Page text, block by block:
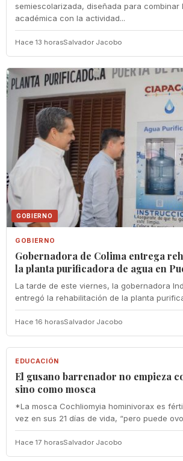
semiescolarizada, diseñada para combinar
académica con la actividad...
Hace 13 horasSalvador Jacobo
GOBIERNO
GOBIERNO
Gobernadora de Colima entrega
la planta purificadora de agua en
La tarde de este viernes, la gobernadora
entregó la rehabilitación de la planta
Hace 16 horasSalvador Jacobo
EDUCACIÓN
EDUCACIÓN
El gusano barrenador no empieza
sino como mosca
*La mosca Cochliomyia hominivorax es
vez en sus 21 días de vida, “pero puede
Hace 17 horasSalvador Jacobo
DEPORTES